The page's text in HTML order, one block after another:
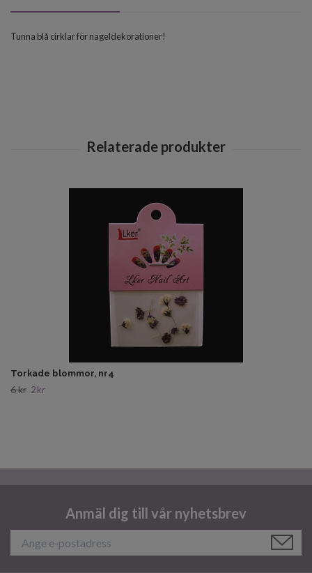
Tunna blå cirklar för nageldekorationer!
Torkade blommor, nr4
6 kr 2 kr
Anmäl dig till vår nyhetsbrev